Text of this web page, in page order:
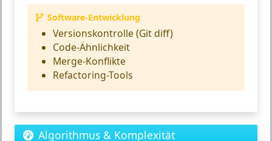
Software-Entwicklung
Versionskontrolle (Git diff)
Code-Ähnlichkeit
Merge-Konflikte
Refactoring-Tools
Algorithmus & Komplexität